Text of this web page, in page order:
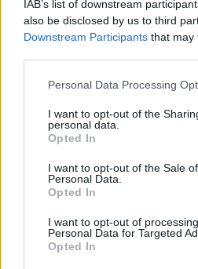
IAB’s list of downstream
also be disclosed by us to third
Downstream Participants that may
Personal Data Processing
I want to opt-out of the
personal data.
Opted In
I want to opt-out of the Sale
Personal Data.
Opted In
I want to opt-out of
Personal Data for Targeted
Opted In
Für die App war ein neues
das zurück nehmen oder weiß
Ubuntinergefällt dies.
Ubuntiner
Zitat von lunaxx10: